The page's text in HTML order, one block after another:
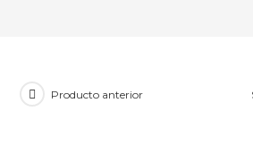
Producto anterior